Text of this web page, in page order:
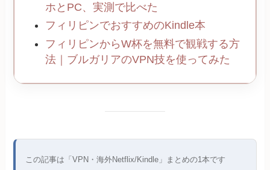
ホとPC、実測で比べた
フィリピンでおすすめのKindle本
フィリピンからW杯を無料で観戦する方
法｜ブルガリアのVPN技を使ってみた
この記事は「VPN・海外Netflix/Kindle」まとめの1本です